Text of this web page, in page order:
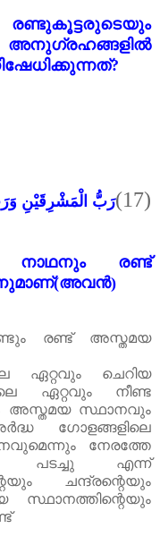
رَبُّ الْمَشْرِقَيْنِ(17)
നാഥനും രണ്ട്
രണ്ട് അസ്തമയ
ഏറ്റവും ചെറിയ
ഏറ്റവും നീണ്ട
അസ്തമയ സ്ഥാനവും
ഗോളങ്ങളിലെ
നേരത്തേ
പടച്ചു എന്ന്
ചന്ദ്രന്റെയും
സ്ഥാനത്തിന്റെയും